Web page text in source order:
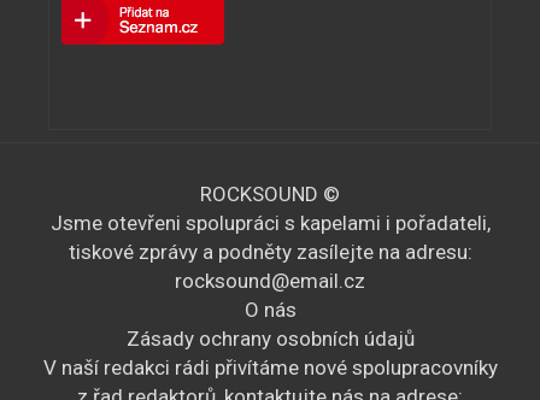
ROCKSOUND ©
Jsme otevřeni spolupráci s kapelami i pořadateli,
tiskové zprávy a podněty zasílejte na adresu:
rocksound@email.cz
O nás
Zásady ochrany osobních údajů
V naší redakci rádi přivítáme nové spolupracovníky